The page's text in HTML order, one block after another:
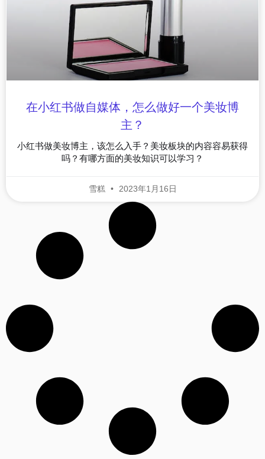
在小红书做自媒体，怎么做好一个美妆博
主？
小红书做美妆博主，该怎么入手？美妆板块的内容容易获得
吗？有哪方面的美妆知识可以学习？
雪糕 2023年1月16日